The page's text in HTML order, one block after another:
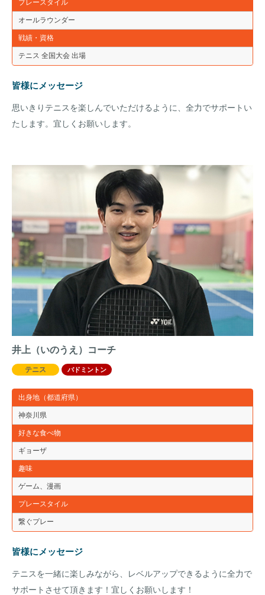
プレースタイル
オールラウンダー
戦績・資格
テニス 全国大会 出場
皆様にメッセージ
思いきりテニスを楽しんでいただけるように、全力でサポートい
たします。宜しくお願いします。
井上（いのうえ）コーチ
テニス バドミントン
出身地（都道府県）
神奈川県
好きな食べ物
ギョーザ
趣味
ゲーム、漫画
プレースタイル
繋ぐプレー
皆様にメッセージ
テニスを一緒に楽しみながら、レベルアップできるように全力で
サポートさせて頂きます！宜しくお願いします！